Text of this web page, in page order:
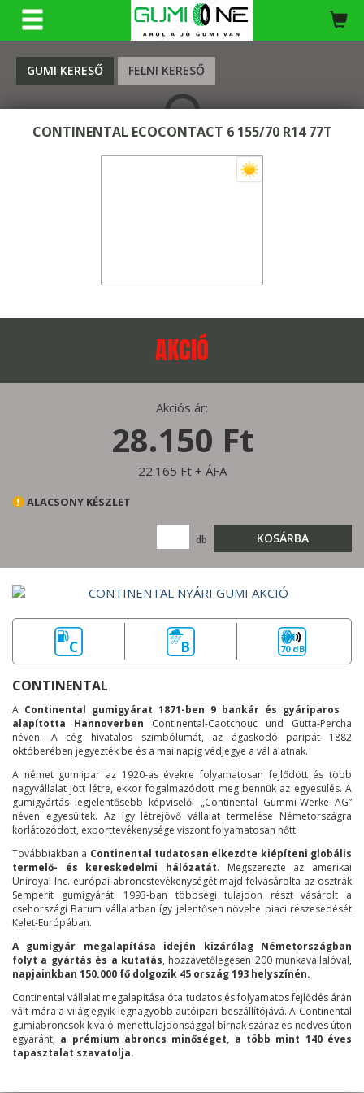
GUMI KERESŐ FELNI KERESŐ
KERESÉS
CONTINENTAL ECOCONTACT 6 155/70 R14 77T
AKCIÓ
Akciós ár:
28.150 Ft
22.165 Ft + ÁFA
ALACSONY KÉSZLET
db KOSÁRBA
C B 70 dB
CONTINENTAL
A Continental gumigyárat 1871-ben 9 bankár és gyáriparos
alapította Hannoverben Continental-Caotchouc und Gutta-Percha
néven. A cég hivatalos szimbólumát, az ágaskodó paripát 1882
októberében jegyezték be és a mai napig védjegye a vállalatnak.
A német gumiipar az 1920-as évekre folyamatosan fejlődött és több
nagyvállalat jött létre, ekkor fogalmazódott meg bennük az egyesülés. A
gumigyártás legjelentősebb képviselői „Continental Gummi-Werke AG”
néven egyesültek. Az így létrejövő vállalat termelése Németországra
korlátozódott, exporttevékenysége viszont folyamatosan nőtt.
Továbbiakban a Continental tudatosan elkezdte kiépíteni globális
termelő- és kereskedelmi hálózatát. Megszerezte az amerikai
Uniroyal Inc. európai abroncstevékenységét majd felvásárolta az osztrák
Semperit gumigyárát. 1993-ban többségi tulajdon részt vásárolt a
csehországi Barum vállalatban így jelentősen növelte piaci részesedését
Kelet-Európában.
A gumigyár megalapítása idején kizárólag Németországban
folyt a gyártás és a kutatás, hozzávetőlegesen 200 munkavállalóval,
napjainkban 150.000 fő dolgozik 45 ország 193 helyszínén.
Continental vállalat megalapítása óta tudatos és folyamatos fejlődés árán
vált mára a világ egyik legnagyobb autóipari beszállítójává. A Continental
gumiabroncsok kiváló menettulajdonsággal bírnak száraz és nedves úton
egyaránt, a prémium abroncs minőséget, a több mint 140 éves
tapasztalat szavatolja.